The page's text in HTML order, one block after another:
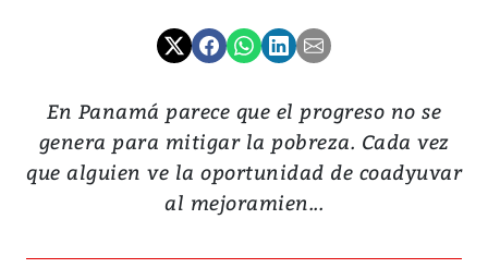
En Panamá parece que el progreso no se
genera para mitigar la pobreza. Cada vez
que alguien ve la oportunidad de coadyuvar
al mejoramien...